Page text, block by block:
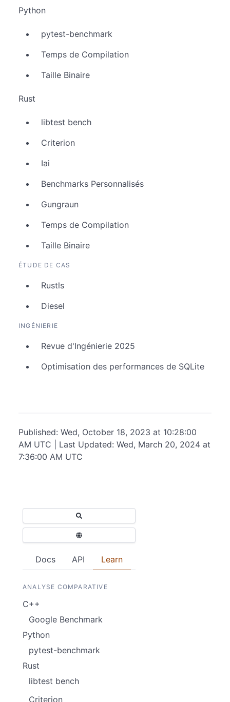
Docs API Learn
ANALYSE COMPARATIVE
C++
Google Benchmark
Python
pytest-benchmark
Rust
libtest bench
Criterion
Python
pytest-benchmark
Temps de Compilation
Taille Binaire
Rust
libtest bench
Criterion
Iai
Benchmarks Personnalisés
Gungraun
Temps de Compilation
Taille Binaire
ÉTUDE DE CAS
Rustls
Diesel
INGÉNIERIE
Revue d'Ingénierie 2025
Optimisation des performances de SQLite
Published: Wed, October 18, 2023 at 10:28:00
AM UTC | Last Updated: Wed, March 20, 2024 at
7:36:00 AM UTC